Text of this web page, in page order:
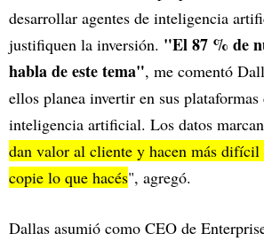
desarrollar agentes de inteligencia
justifiquen la inversión. "El 87 % de
habla de este tema", me comentó
ellos planea invertir en sus plataformas
inteligencia artificial. Los datos
dan valor al cliente y hacen más difícil
copie lo que hacés", agregó.
Dallas asumió como CEO de